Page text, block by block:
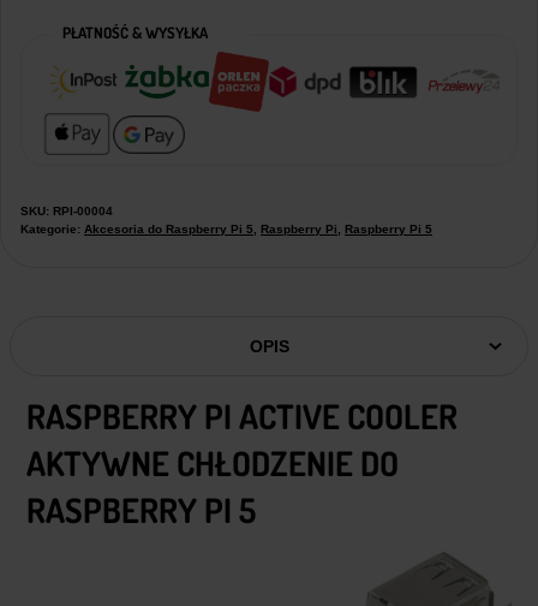
PŁATNOŚĆ & WYSYŁKA
SKU: RPI-00004
Kategorie: Akcesoria do Raspberry Pi 5 Raspberry Pi Raspberry Pi 5
OPIS
RASPBERRY PI ACTIVE COOLER
AKTYWNE CHŁODZENIE DO
RASPBERRY PI 5